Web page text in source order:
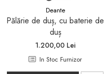
Deante
Pălărie de duș, cu baterie de
duș
1.200,00 Lei
In Stoc Furnizor